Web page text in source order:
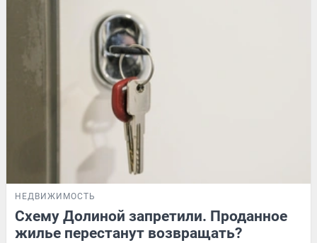
НЕДВИЖИМОСТЬ
Схему Долиной запретили. Проданное
жилье перестанут возвращать?